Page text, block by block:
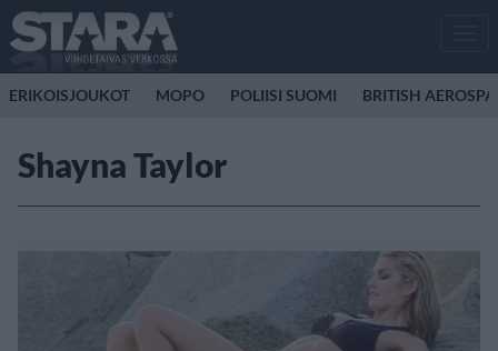
ERIKOISJOUKOT MOPO POLIISI SUOMI BRITISH
Shayna Taylor